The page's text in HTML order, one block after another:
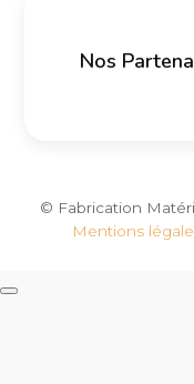
Nos
© Fabrication
Mentions